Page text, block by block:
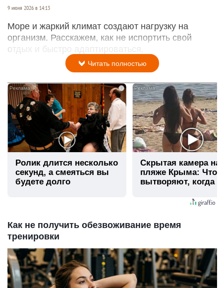
9 июня 2026 в 14:13
Море и жаркий климат создают нагрузку на
организм. Расскажем, как не испортить свой
отдых и быстро адаптироваться.
Читать полностью
Ролик длится несколько
секунд, а смеяться вы
будете долго
Скрытая камера на
пляже Крыма: Что
вытворяют, когда
Как не получить обезвоживание время
тренировки